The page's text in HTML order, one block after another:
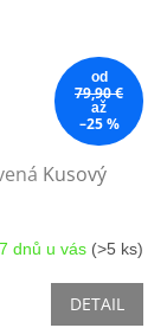
od
79,90 €
až
–25 %
Kusový
dnů u vás (>5 ks)
DETAIL